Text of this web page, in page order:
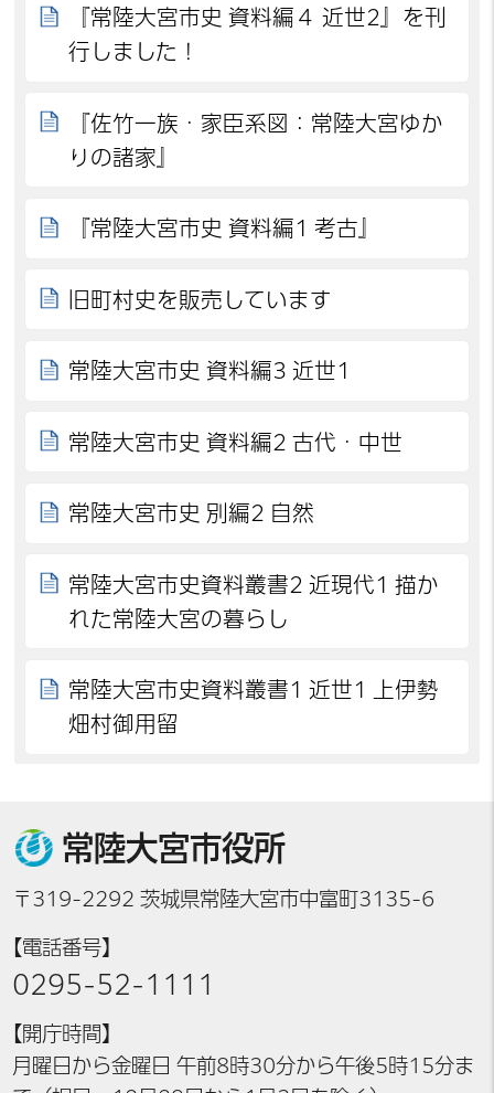
『常陸大宮市史 資料編４ 近世2』を刊
行しました！
『佐竹一族・家臣系図：常陸大宮ゆか
りの諸家』
『常陸大宮市史 資料編1 考古』
旧町村史を販売しています
常陸大宮市史 資料編3 近世1
常陸大宮市史 資料編2 古代・中世
常陸大宮市史 別編2 自然
常陸大宮市史資料叢書2 近現代1 描か
れた常陸大宮の暮らし
常陸大宮市史資料叢書1 近世1 上伊勢
畑村御用留
常陸大宮市役所
〒319-2292 茨城県常陸大宮市中富町3135-6
【電話番号】
0295-52-1111
【開庁時間】
月曜日から金曜日 午前8時30分から午後5時15分ま